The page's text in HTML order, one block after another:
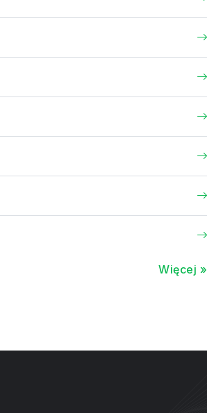
Więcej »